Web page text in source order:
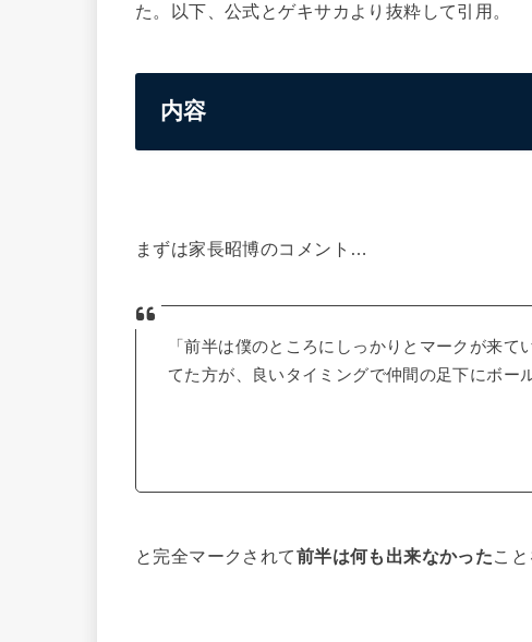
た。以下、公式とゲキサカより抜粋して引用。
内容
まずは家長昭博のコメント…
「前半は僕のところにしっかりとマークが来
てた方が、良いタイミングで仲間の足下にボー
と完全マークされて前半は何も出来なかったこ